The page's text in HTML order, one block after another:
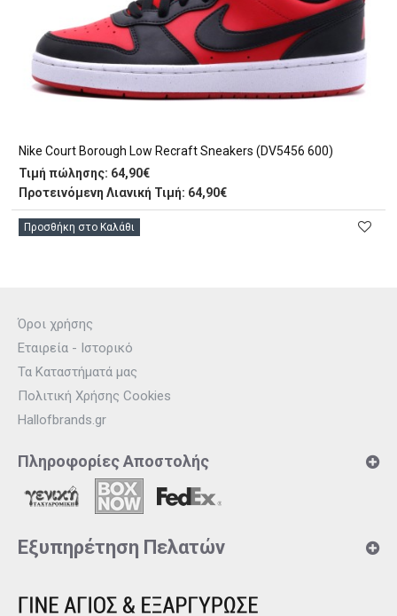
Nike Court Borough Low Recraft Sneakers (DV5456 600)
Τιμή πώλησης: 64,90€
Προτεινόμενη Λιανική Τιμή: 64,90€
Προσθήκη στο Καλάθι
Όροι χρήσης
Εταιρεία - Ιστορικό
Τα Καταστήματά μας
Πολιτική Χρήσης Cookies
Hallofbrands.gr
Πληροφορίες Αποστολής
Εξυπηρέτηση Πελατών